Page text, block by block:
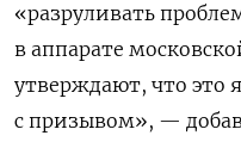
«разруливать
в аппарате
утверждают, что это
с призывом», —